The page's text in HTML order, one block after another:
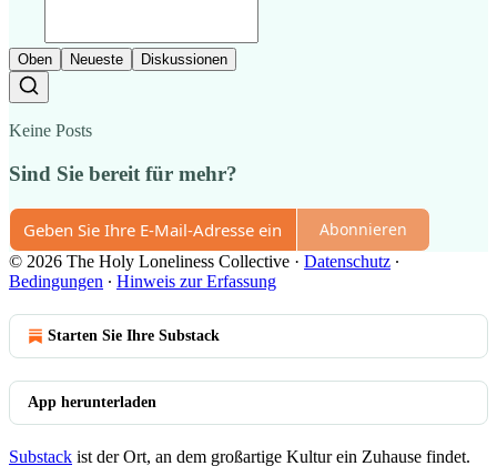
Oben Neueste Diskussionen
Keine Posts
Sind Sie bereit für mehr?
Abonnieren
© 2026 The Holy Loneliness Collective · Datenschutz ∙
Bedingungen ∙ Hinweis zur Erfassung
Starten Sie Ihre Substack
App herunterladen
Substack ist der Ort, an dem großartige Kultur ein Zuhause findet.